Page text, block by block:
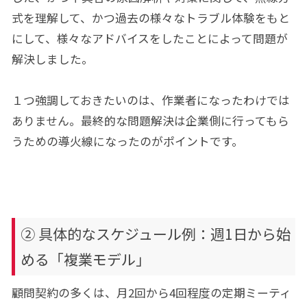
式を理解して、かつ過去の様々なトラブル体験をもと
にして、様々なアドバイスをしたことによって問題が
解決しました。
１つ強調しておきたいのは、作業者になったわけでは
ありません。最終的な問題解決は企業側に行ってもら
うための導火線になったのがポイントです。
② 具体的なスケジュール例：週1日から始
める「複業モデル」
顧問契約の多くは、月2回から4回程度の定期ミーティ